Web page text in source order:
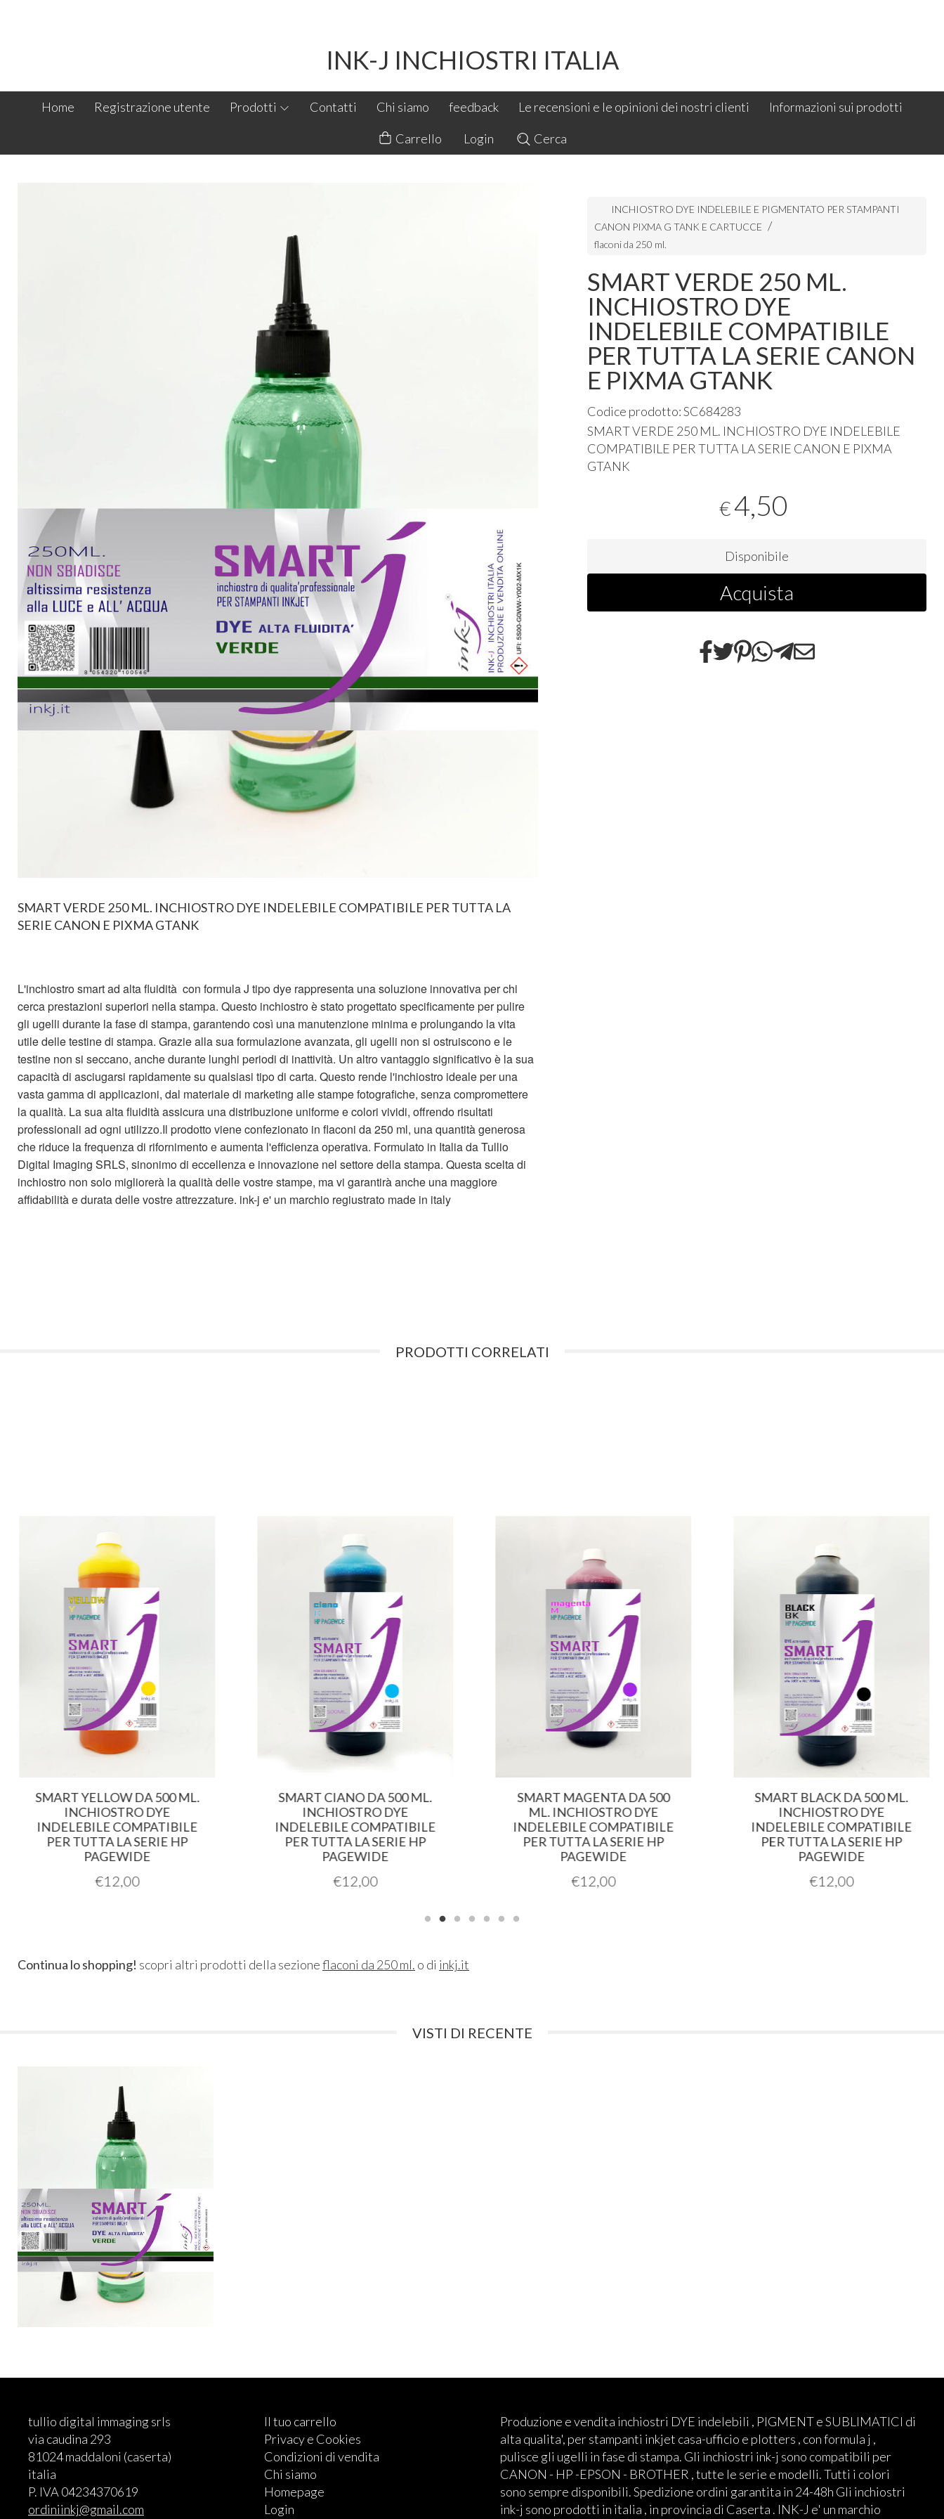
INK-J INCHIOSTRI ITALIA
Home Registrazione utente Prodotti Contatti Chi siamo feedback Le recensioni e le opinioni dei nostri clienti Informazioni sui prodotti
Carrello Login Cerca
SMART VERDE 250 ML. INCHIOSTRO DYE INDELEBILE COMPATIBILE PER TUTTA LA
SERIE CANON E PIXMA GTANK
L'inchiostro smart ad alta fluidità con formula J tipo dye rappresenta una soluzione innovativa per chi
cerca prestazioni superiori nella stampa. Questo inchiostro è stato progettato specificamente per pulire
gli ugelli durante la fase di stampa, garantendo così una manutenzione minima e prolungando la vita
utile delle testine di stampa. Grazie alla sua formulazione avanzata, gli ugelli non si ostruiscono e le
testine non si seccano, anche durante lunghi periodi di inattività. Un altro vantaggio significativo è la sua
capacità di asciugarsi rapidamente su qualsiasi tipo di carta. Questo rende l'inchiostro ideale per una
vasta gamma di applicazioni, dal materiale di marketing alle stampe fotografiche, senza compromettere
la qualità. La sua alta fluidità assicura una distribuzione uniforme e colori vividi, offrendo risultati
professionali ad ogni utilizzo.Il prodotto viene confezionato in flaconi da 250 ml, una quantità generosa
che riduce la frequenza di rifornimento e aumenta l'efficienza operativa. Formulato in Italia da Tullio
Digital Imaging SRLS, sinonimo di eccellenza e innovazione nel settore della stampa. Questa scelta di
inchiostro non solo migliorerà la qualità delle vostre stampe, ma vi garantirà anche una maggiore
affidabilità e durata delle vostre attrezzature. ink-j e' un marchio regiustrato made in italy
INCHIOSTRO DYE INDELEBILE E PIGMENTATO PER STAMPANTI
CANON PIXMA G TANK E CARTUCCE
flaconi da 250 ml.
SMART VERDE 250 ML.
INCHIOSTRO DYE
INDELEBILE COMPATIBILE
PER TUTTA LA SERIE CANON
E PIXMA GTANK
Codice prodotto: SC684283
SMARTVERDE 250 ML. INCHIOSTRO DYE INDELEBILE
COMPATIBILE PER TUTTA LASERIE CANON E PIXMA
GTANK
€4,50
Disponibile
Acquista
PRODOTTI CORRELATI
SMART YELLOW DA 500 ML.
INCHIOSTRO DYE
INDELEBILE COMPATIBILE
PER TUTTA LA SERIE HP
PAGEWIDE
€12,00
SMART CIANO DA 500 ML.
INCHIOSTRO DYE
INDELEBILE COMPATIBILE
PER TUTTA LA SERIE HP
PAGEWIDE
€12,00
SMART MAGENTA DA 500
ML. INCHIOSTRO DYE
INDELEBILE COMPATIBILE
PER TUTTA LA SERIE HP
PAGEWIDE
€12,00
SMART BLACK DA 500 ML.
INCHIOSTRO DYE
INDELEBILE COMPATIBILE
PER TUTTA LA SERIE HP
PAGEWIDE
€12,00
Continua lo shopping! scopri altri prodotti della sezioneflaconi da 250 ml. o di inkj.it
VISTI DI RECENTE
tullio digital immaging srls
via caudina 293
81024 maddaloni (caserta)
italia
P. IVA 04234370619
ordiniinkj@gmail.com
Il tuo carrello
Privacy e Cookies
Condizioni di vendita
Chi siamo
Homepage
Login
Produzione e vendita inchiostri DYE indelebili , PIGMENT e SUBLIMATICI di
alta qualita', per stampanti inkjet casa-ufficio e plotters , con formula j ,
pulisce gli ugelli in fase di stampa. Gli inchiostri ink-j sono compatibili per
CANON - HP -EPSON - BROTHER , tutte le serie e modelli. Tutti i colori
sono sempre disponibili. Spedizione ordini garantita in 24-48h Gli inchiostri
ink-j sono prodotti in italia , in provincia di Caserta . INK-J e' un marchio